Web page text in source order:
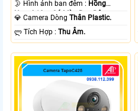
🌛 Hình ảnh ban đêm : Hồng
Ngoại 10m Có Màu Ban Ðêm.
💎 Camera DòngThân Plastic.
️ლ Tích Hợp :Thu Âm.